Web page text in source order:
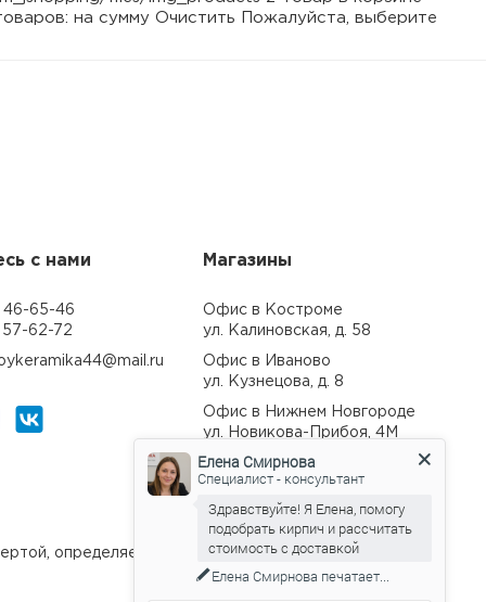
на сумму Очистить
Пожалуйста, выберите
с нами
46-65-46
62-72
Магазины
Офис в Костроме
ул. Калиновская, д. 58
Офис в Иваново
ул. Кузнецова, д. 8
Офис в Нижнем Новгороде
ул. Новикова-Прибоя, 4М
Офис в Ярославле
пр-т Ленина, д. 16
определяемой положениями Статьи 437 ГКРФ
Елена Смирнова
Специалист - консультант
Здравствуйте! Я Елена, помогу
подобрать кирпич и рассчитать
стоимость с доставкой
Елена Смирнова печатает...